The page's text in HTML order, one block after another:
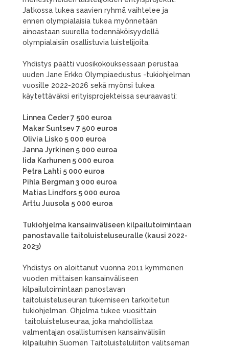
Jatkossa tukea saavien ryhmä vaihtelee ja
ennen olympialaisia tukea myönnetään
ainoastaan suurella todennäköisyydellä
olympialaisiin osallistuvia luistelijoita.
Yhdistys päätti vuosikokouksessaan perustaa
uuden Jane Erkko Olympiaedustus -tukiohjelman
vuosille 2022-2026 sekä myönsi tukea
käytettäväksi erityisprojekteissa seuraavasti:
Linnea Ceder 7 500 euroa
Makar Suntsev 7 500 euroa
Olivia Lisko 5 000 euroa
Janna Jyrkinen 5 000 euroa
Iida Karhunen 5 000 euroa
Petra Lahti 5 000 euroa
Pihla Bergman 3 000 euroa
Matias Lindfors 5 000 euroa
Arttu Juusola 5 000 euroa
Tukiohjelma kansainväliseen kilpailutoimintaan
panostavalle taitoluisteluseuralle (kausi 2022-
2023)
Yhdistys on aloittanut vuonna 2011 kymmenen
vuoden mittaisen kansainväliseen
kilpailutoimintaan panostavan
taitoluisteluseuran tukemiseen tarkoitetun
tukiohjelman. Ohjelma tukee vuosittain
taitoluisteluseuraa, joka mahdollistaa
valmentajan osallistumisen kansainvälisiin
kilpailuihin Suomen Taitoluisteluliiton valitseman